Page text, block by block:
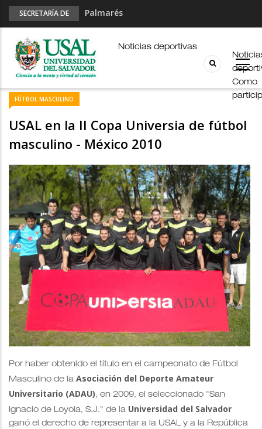
SECRETARÍA DE
USAL en los E-JUAR
JUAR
Fútbol Online
Como
Noticias deportivas
FÚTBOL MASCULINO
USAL en la II Copa Universia de fútbol
masculino - México 2010
Por haber obtenido el título en el campeonato de Fútbol
Masculino de la Asociación del Deporte Amateur
Universitario (ADAU), en 2009, el seleccionado "San
Ignacio de Loyola, S.J." de la Universidad del Salvador
ganó el derecho de representar a la USAL y a la República